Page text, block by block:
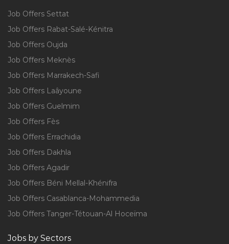
Job Offers Settat
Job Offers Rabat-Salé-Kénitra
Job Offers Oujda
Job Offers Meknès
Job Offers Marrakech-Safi
Job Offers Laâyoune
Job Offers Guelmim
Job Offers Fès
Job Offers Errachidia
Job Offers Dakhla
Job Offers Agadir
Job Offers Béni Mellal-Khénifra
Job Offers Casablanca-Mohammedia
Job Offers Tanger-Tétouan-Al Hoceïma
Jobs by Sectors